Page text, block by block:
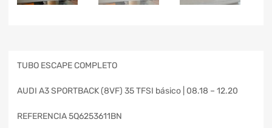
TUBO ESCAPE COMPLETO
AUDI A3 SPORTBACK (8VF) 35 TFSI básico | 08.18 – 12.20
REFERENCIA 5Q6253611BN